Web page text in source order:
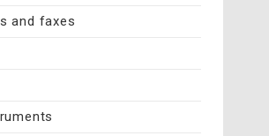
and faxes